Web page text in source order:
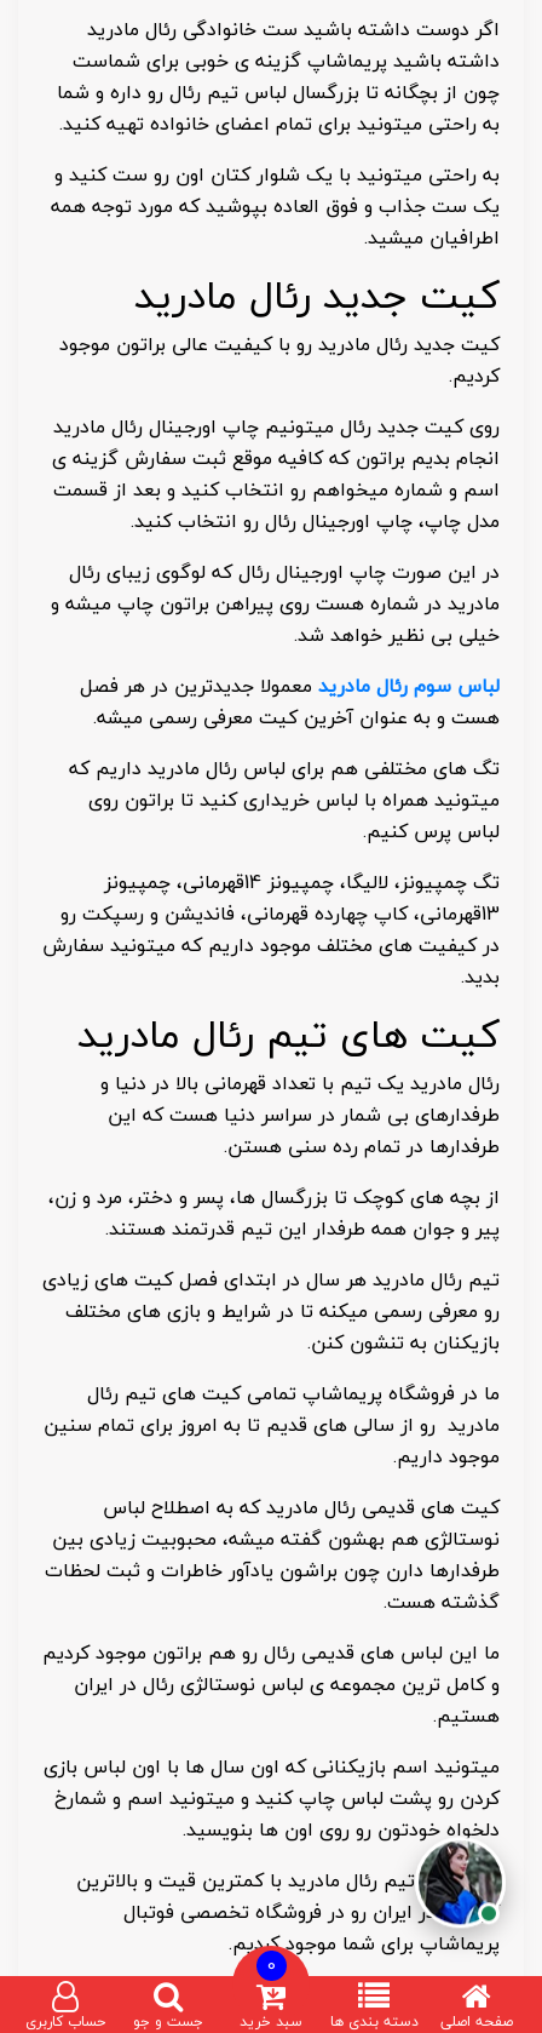
صفحه اصلی دسته بندی ها
0
سبد خرید جست و جو حساب کاربری
اگر دوست داشته باشید ست خانوادگی رئال مادرید
داشته باشید پریماشاپ گزینه ی خوبی برای شماست
چون از بچگانه تا بزرگسال لباس تیم رئال رو داره و شما
به راحتی میتونید برای تمام اعضای خانواده تهیه کنید.
به راحتی میتونید با یک شلوار کتان اون رو ست کنید و
یک ست جذاب و فوق العاده بپوشید که مورد توجه همه
اطرافیان میشید.
کیت جدید رئال مادرید
کیت جدید رئال مادرید رو با کیفیت عالی براتون موجود
کردیم.
روی کیت جدید رئال میتونیم چاپ اورجینال رئال مادرید
انجام بدیم براتون که کافیه موقع ثبت سفارش گزینه ی
اسم و شماره میخواهم رو انتخاب کنید و بعد از قسمت
مدل چاپ، چاپ اورجینال رئال رو انتخاب کنید.
در این صورت چاپ اورجینال رئال که لوگوی زیبای رئال
مادرید در شماره هست روی پیراهن براتون چاپ میشه و
خیلی بی نظیر خواهد شد.
لباس سوم رئال مادرید معمولا جدیدترین در هر فصل
هست و به عنوان آخرین کیت معرفی رسمی میشه.
تگ های مختلفی هم برای لباس رئال مادرید داریم که
میتونید همراه با لباس خریداری کنید تا براتون روی
لباس پرس کنیم.
تگ چمپیونز، لالیگا، چمپیونز 14قهرمانی، چمپیونز
13قهرمانی، کاپ چهارده قهرمانی، فاندیشن و رسپکت رو
در کیفیت های مختلف موجود داریم که میتونید سفارش
بدید.
کیت های تیم رئال مادرید
رئال مادرید یک تیم با تعداد قهرمانی بالا در دنیا و
طرفدارهای بی شمار در سراسر دنیا هست که این
طرفدارها در تمام رده سنی هستن.
از بچه های کوچک تا بزرگسال ها، پسر و دختر، مرد و زن،
پیر و جوان همه طرفدار این تیم قدرتمند هستند.
تیم رئال مادرید هر سال در ابتدای فصل کیت های زیادی
رو معرفی رسمی میکنه تا در شرایط و بازی های مختلف
بازیکنان به تنشون کنن.
ما در فروشگاه پریماشاپ تمامی کیت های تیم رئال
مادرید رو از سالی های قدیم تا به امروز برای تمام سنین
موجود داریم.
کیت های قدیمی رئال مادرید که به اصطلاح لباس
نوستالژی هم بهشون گفته میشه، محبوبیت زیادی بین
طرفدارها دارن چون براشون یادآور خاطرات و ثبت لحظات
گذشته هست.
ما این لباس های قدیمی رئال رو هم براتون موجود کردیم
و کامل ترین مجموعه ی لباس نوستالژی رئال در ایران
هستیم.
میتونید اسم بازیکنانی که اون سال ها با اون لباس بازی
کردن رو پشت لباس چاپ کنید و میتونید اسم و شمارخ
دلخواه خودتون رو روی اون ها بنویسید.
کیت های تیم رئال مادرید با کمترین قیت و بالاترین
کیفیت در ایران رو در فروشگاه تخصصی فوتبال
پریماشاپ برای شما موجود کردیم.
شما میتونید قیمت تمام فروشگاه ها رو باهم مقایسه